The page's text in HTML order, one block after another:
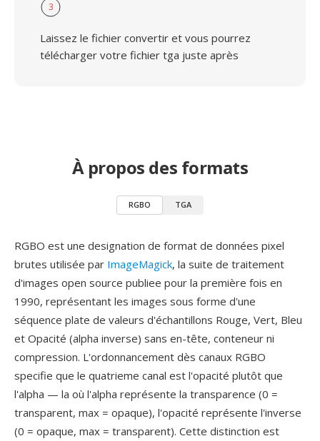
3
Laissez le fichier convertir et vous pourrez
télécharger votre fichier tga juste après
À propos des formats
RGBO TGA
RGBO est une designation de format de données pixel
brutes utilisée par ImageMagick, la suite de traitement
d'images open source publiee pour la première fois en
1990, représentant les images sous forme d'une
séquence plate de valeurs d'échantillons Rouge, Vert, Bleu
et Opacité (alpha inverse) sans en-tête, conteneur ni
compression. L'ordonnancement dès canaux RGBO
specifie que le quatrieme canal est l'opacité plutôt que
l'alpha — la où l'alpha représente la transparence (0 =
transparent, max = opaque), l'opacité représente l'inverse
(0 = opaque, max = transparent). Cette distinction est